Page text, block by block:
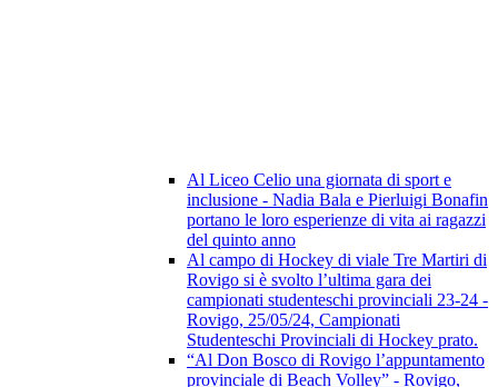
Al Liceo Celio una giornata di sport e
inclusione - Nadia Bala e Pierluigi Bonafin
portano le loro esperienze di vita ai ragazzi
del quinto anno
Al campo di Hockey di viale Tre Martiri di
Rovigo si è svolto l’ultima gara dei
campionati studenteschi provinciali 23-24 -
Rovigo, 25/05/24, Campionati
Studenteschi Provinciali di Hockey prato.
“Al Don Bosco di Rovigo l’appuntamento
provinciale di Beach Volley” - Rovigo,